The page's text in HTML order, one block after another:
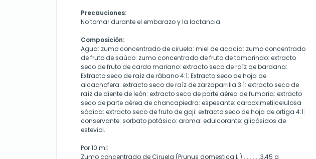
Precauciones:
No tomar durante el embarazo y la lactancia.
Composición:
Agua: zumo concentrado de ciruela: miel de acacia: zumo concentrado
de fruto de saúco: zumo concentrado de fruto de tamarindo: extracto
seco de fruto de cardo mariano: extracto seco de raíz de bardana:
Extracto seco de raíz de rábano 4:1: Extracto seco de hoja de
alcachofera: extracto seco de raíz de zarzaparrilla 3:1: extracto seco de
raíz de diente de león: extracto seco de parte aérea de fumaria: extracto
seco de parte aérea de chancapiedra: espesante: carboximetilcelulosa
sódica: extracto seco de fruto de goji: extracto seco de hoja de ortiga 4:1:
conservante: sorbato potásico: aroma: edulcorante: glicósidos de
esteviol.
Por 10 ml:
Zumo concentrado de Ciruela (Prunus domestica L.)............3,45 g